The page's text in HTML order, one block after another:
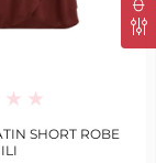
SHORT ROBE